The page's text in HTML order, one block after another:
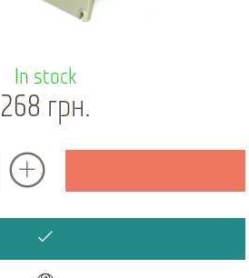
In stock
268 грн.